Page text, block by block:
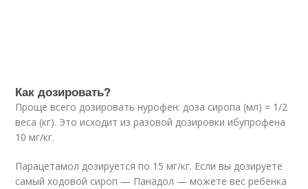
Как дозировать?
Проще всего дозировать нурофен: доза сиропа (мл) = 1/2
веса (кг). Это исходит из разовой дозировки ибупрофена
10 мг/кг.
Парацетамол дозируется по 15 мг/кг. Если вы дозируете
самый ходовой сироп — Панадол — можете вес ребенка